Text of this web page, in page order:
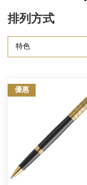
排列方式
優惠